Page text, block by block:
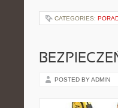
CATEGORIES:
POSTED BY ADMIN